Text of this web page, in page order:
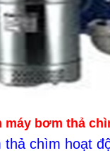
máy bơm thả
chìm hoạt